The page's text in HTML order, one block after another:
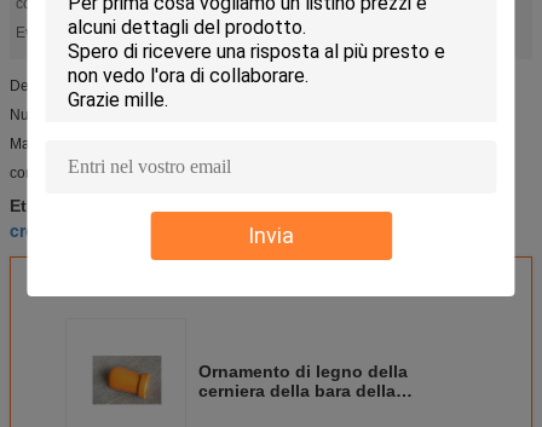
Invia
colore:
customerized
Evidenziare:
croce di legno,decorazione funerea
Decorazione di legno di alta qualità per la maniglia del cofanetto
Numero di modello: DW008
Materiale: Quercia
con pittura cutomerized
Etichette:
croce di legno
Ornamento di legno della
cerniera della bara della